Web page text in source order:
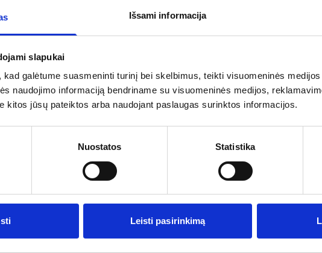
Išsami informacija
slapukai
kad galėtume suasmeninti turinį bei skelbimus, teikti visuomeninės
naudojimo informaciją bendriname su visuomeninės medijos,
kitos jūsų pateiktos arba naudojant paslaugas surinktos informacijos.
Nuostatos Statistika
Leisti pasirinkimą
Apie organizatorių Pagalba ir informacija
Vienos dienos kelionių sąlygos